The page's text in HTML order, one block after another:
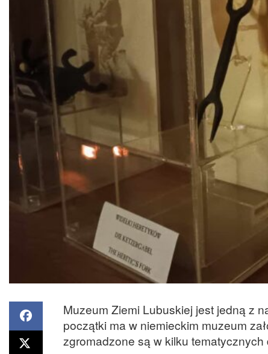
Muzeum Ziemi Lubuskiej jest jedną z
początki ma w niemieckim muzeum
zgromadzone są w kilku tematycznych